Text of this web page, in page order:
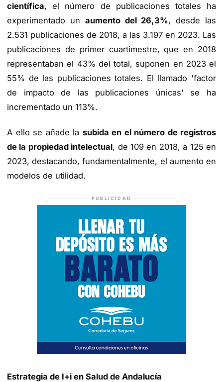
científica, el número de publicaciones totales ha
experimentado un aumento del 26,3%, desde las
2.531 publicaciones de 2018, a las 3.197 en 2023. Las
publicaciones de primer cuartimestre, que en 2018
representaban el 43% del total, suponen en 2023 el
55% de las publicaciones totales. El llamado 'factor
de impacto de las publicaciones únicas' se ha
incrementado un 113%.
A ello se añade la subida en el número de registros
de la propiedad intelectual, de 109 en 2018, a 125 en
2023, destacando, fundamentalmente, el aumento en
modelos de utilidad.
PUBLICIDAD
Estrategia de I+i en Salud de Andalucía